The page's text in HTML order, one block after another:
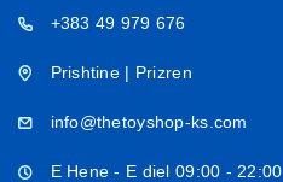
+383 49 979 676
Prishtine | Prizren
info@thetoyshop-ks.com
E Hene - E diel 09:00 - 22:00